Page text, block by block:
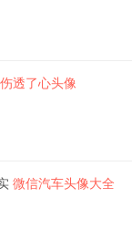
伤透了心头像
微信汽车头像大全